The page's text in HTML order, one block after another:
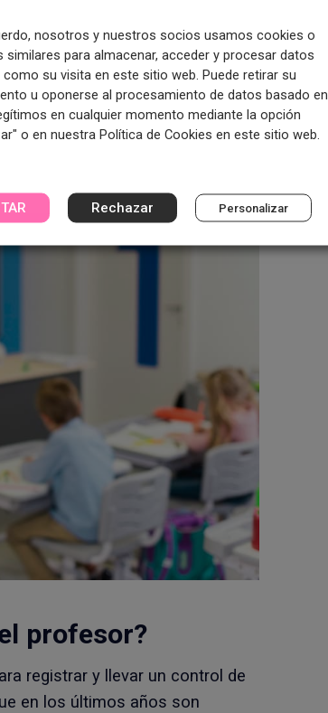
en tu trabajo. Un
muchos problemas diarios.
profesor?
registrar y llevar un control de
en los últimos años son
nosotros y nuestros socios usamos cookies o
similares para almacenar, acceder y procesar datos
su visita en este sitio web. Puede retirar su
u oponerse al procesamiento de datos basado en
en cualquier momento mediante la opción
o en nuestra Política de Cookies en este sitio web.
Rechazar Personalizar